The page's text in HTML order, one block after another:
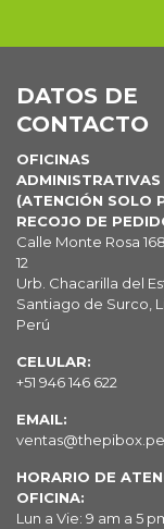
DATOS DE
CONTACTO
OFICINAS
ADMINISTRATIVAS
(ATENCIÓN SOLO
RECOJO DE
Calle Monte Rosa
12
Urb. Chacarilla del
Santiago de Surco,
Perú
CELULAR:
+51 946 146 622
EMAIL:
ventas@thepibox.pe
HORARIO DE
OFICINA:
Lun a Vie: 9 am a 5